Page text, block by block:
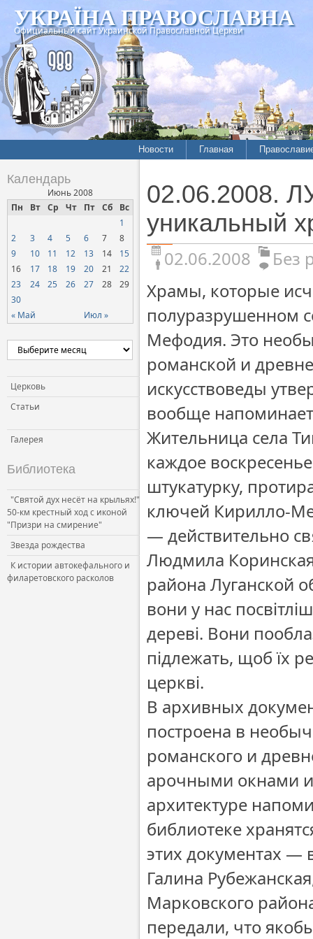
УКРАЇНА ПРАВОСЛАВНА
Официальный сайт Украинской Православной Церкви
Новости Главная
Календарь
Июнь 2008
Пн
Вт Ср Чт Пт Сб Вс
« Май Июл »
1
2
3 4 5 6 7
8
9
10 11 12 13 14
15
16
17 18 19 20 21
22
23
24 25 26 27 28
29
30
Церковь
Статьи
Галерея
Библиотека
"Святой дух несёт на крыльях!"
50-км крестный ход с иконой
"Призри на смирение"
Звезда рождества
К истории автокефального и
филаретовского расколов
02.06.2008.
уникальный
02.06.2008
Без
Храмы, которые
полуразрушенном
Мефодия. Это
романской и
искусствоведы
вообще
Жительница села
каждое
штукатурку,
ключей Кирилло-
— действительно
Людмила
района Луганской
вони у нас
дереві. Вони
підлежать, щоб їх
церкві.
В архивных
построена в
романского и
арочными окнами
архитектуре
библиотеке
этих документах —
Галина
Марковского
передали, что